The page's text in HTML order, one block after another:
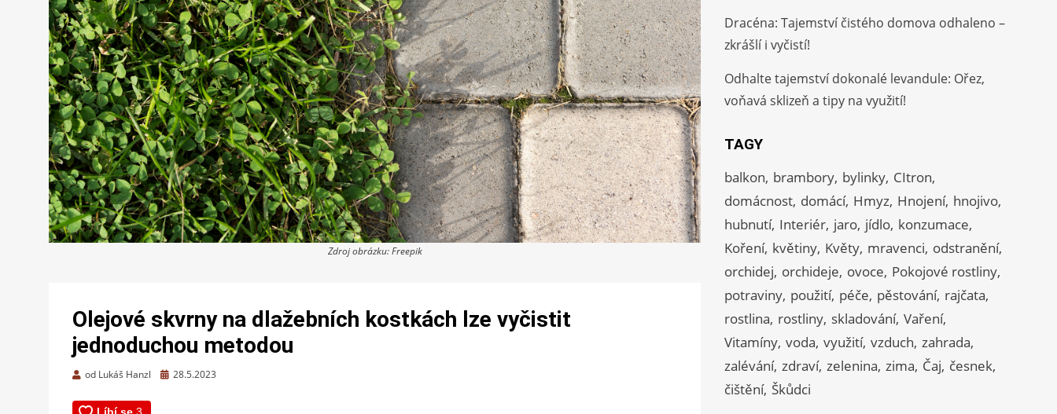
Zdroj obrázku: Freepik
Olejové skvrny na dlažebních kostkách lze vyčistit
jednoduchou metodou
od Lukáš Hanzl
Zveřejněno
28.5.2023
Dracéna: Tajemství čistého domova odhaleno –
zkrášlí i vyčistí!
Odhalte tajemství dokonalé levandule: Ořez,
voňavá sklizeň a tipy na využití!
TAGY
balkon brambory bylinky CItron
domácnost domácí Hmyz Hnojení hnojivo
hubnutí Interiér jaro jídlo konzumace
Koření květiny Květy mravenci odstranění
orchidej orchideje ovoce Pokojové rostliny
potraviny použití péče pěstování rajčata
rostlina rostliny skladování Vaření
Vitamíny voda využití vzduch zahrada
zalévání zdraví zelenina zima Čaj česnek
čištění Škůdci